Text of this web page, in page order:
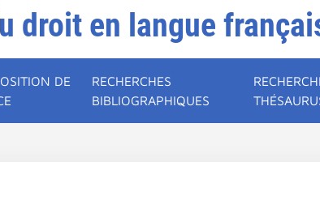
droit en langue
DE
RECHERCHES
BIBLIOGRAPHIQUES